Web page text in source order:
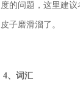
度的问题，这里建
皮子磨滑溜了。
4、词汇